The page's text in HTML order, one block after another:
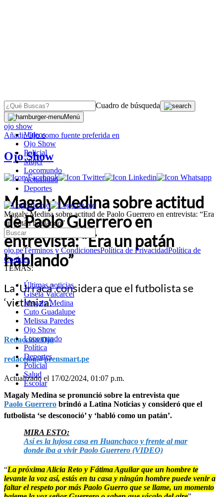
Cuadro de búsqueda
Menú
Videos
Ojo Show
Policial
Mujer
Locomundo
Actualidad
Deportes
Magaly Medina sobre actitud de Paolo Guerrero en entrevista: “Era
un patán hablando”
ojo.peTérminos y CondicionesPolítica de PrivacidadPolítica de
Cookies
TEMAS:
Últimas noticias
Gisela Valcarcel
Magaly Medina
Cuto Guadalupe
Melissa Paredes
Ojo Show
Locomundo
Política
Deportes
Policial
Salud
Escolar
OJO
ojo show
AñadirOjocomo fuente preferida en
Ojo Show
Magaly Medina sobre actitud
de Paolo Guerrero en
entrevista: “Era un patán
hablando”
La ‘Urraca’ considera que el futbolista se
‘victimiza’.
Redacción Ojo
redaccion@prensmart.pe
Actualizado el 17/02/2024, 01:07 p.m.
Magaly Medina se pronunció sobre la entrevista que
Paolo Guerrero brindó a Latina Noticias y consideró que el
futbolista ‘se desconoció’ y ‘habló como un patán’.
MIRA ESTO:
Así es la lujosa casa en Huanchaco y frente al mar
donde iba a vivir Paolo Guerrero (VIDEO)
“La próxima Alicia Reto y Fátima Aguilar que un hombre te
levante la voz así, estás en tu casa y ningún hombre puede venir a
faltar el respeto por más Paolo Guerro que se llame, un momento